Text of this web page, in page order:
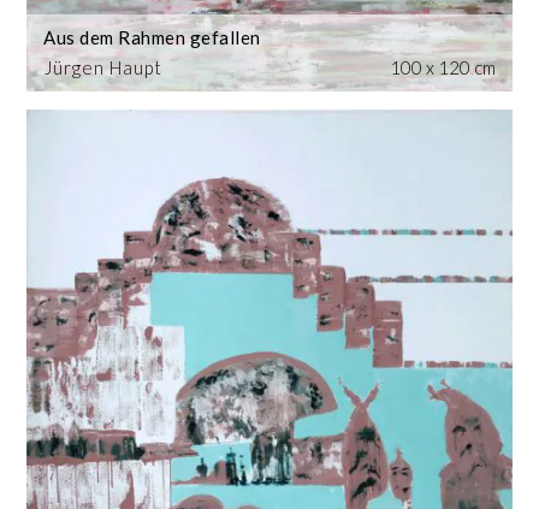
Jürgen Haupt
Aus dem Rahmen gefallen
100 x 120 cm